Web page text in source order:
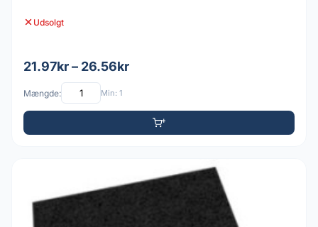
Udsolgt
21.97kr – 26.56kr
Mængde: Min: 1